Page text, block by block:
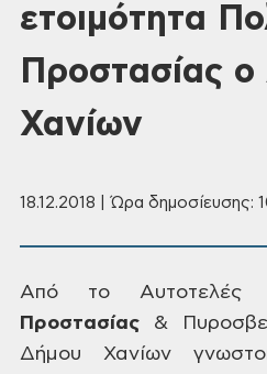
ετοιμότητα
Προστασίας
Χανίων
18.12.2018 | Ώρα δημοσίευσης:
Από το Αυτοτελές
Προστασίας
&
Δήμου Χανίων